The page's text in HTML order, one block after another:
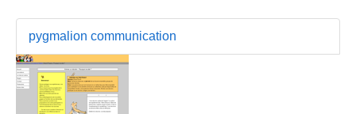
pygmalion communication